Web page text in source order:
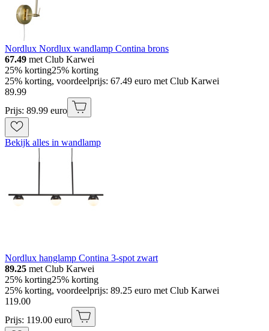
Nordlux Nordlux wandlamp Contina brons
67.49 met Club Karwei
25% korting25% korting
25% korting, voordeelprijs: 67.49 euro met Club Karwei
89.99
Prijs: 89.99 euro
Bekijk alles in wandlamp
Nordlux hanglamp Contina 3-spot zwart
89.25 met Club Karwei
25% korting25% korting
25% korting, voordeelprijs: 89.25 euro met Club Karwei
119.00
Prijs: 119.00 euro